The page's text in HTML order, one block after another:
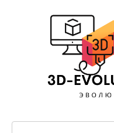
Поиск: